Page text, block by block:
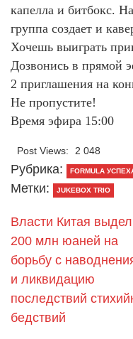
капелла и битбокс.
группа создает и
Хочешь выиграть
Дозвонись в прямой
2 приглашения на
Не пропустите!
Время эфира 15:00
Post Views: 2 048
Рубрика: FORMULA
Метки: JUKEBOX TRIO
Власти Китая
200 млн юаней на
борьбу с
и ликвидацию
последствий
бедствий